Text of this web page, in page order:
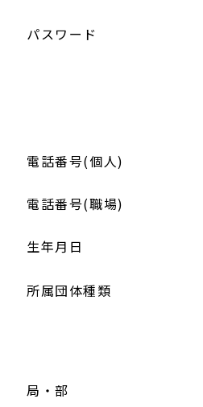
パスワード
電話番号(個人)
電話番号(職場)
生年月日
所属団体種類
局・部